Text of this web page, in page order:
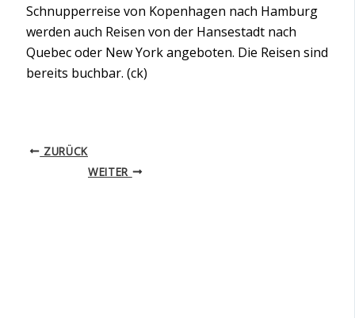
Schnupperreise von Kopenhagen nach Hamburg
werden auch Reisen von der Hansestadt nach
Quebec oder New York angeboten. Die Reisen sind
bereits buchbar. (ck)
ZURÜCK
WEITER